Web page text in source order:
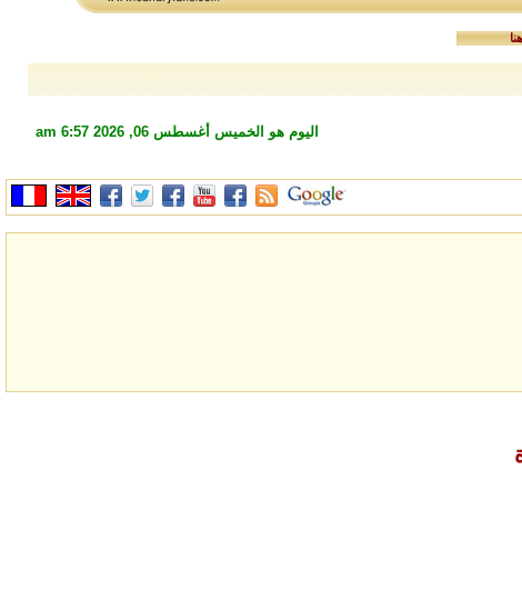
اليوم هو الخميس أغسطس 06, 2026 6:57 am